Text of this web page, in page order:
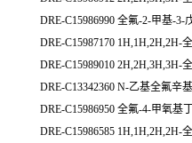
DRE-C15986990 全氟-2-甲基-3-
DRE-C15987170 1H,1H,2H,2H-
DRE-C15989010 2H,2H,3H,3H-
DRE-C13342360 N-乙基全氟辛
DRE-C15986950 全氟-4-甲氧基
DRE-C15986585 1H,1H,2H,2H-